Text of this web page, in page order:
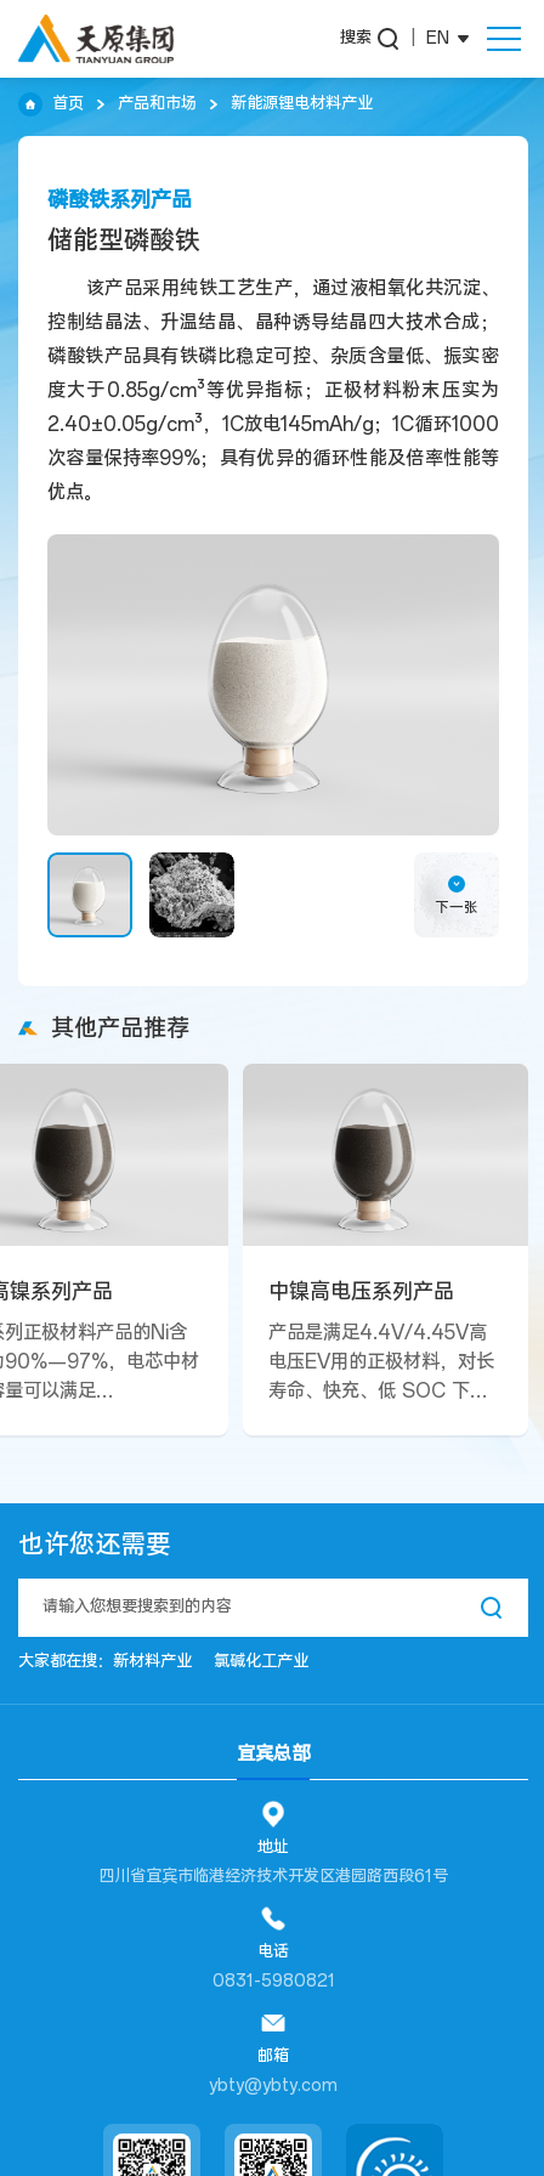
搜索 EN
首页 产品和市场 新能源锂电材料产业
磷酸铁系列产品
储能型磷酸铁
该产品采用纯铁工艺生产，通过液相氧化共沉淀、
控制结晶法、升温结晶、晶种诱导结晶四大技术合成；
磷酸铁产品具有铁磷比稳定可控、杂质含量低、振实密
度大于0.85g/cm³等优异指标；正极材料粉末压实为
2.40±0.05g/cm³，1C放电145mAh/g；1C循环1000
次容量保持率99%；具有优异的循环性能及倍率性能等
优点。
下一张
其他产品推荐
镍系列产品
列正极材料产品的Ni含
90%—97%，电芯中材
量可以满足
以同时兼顾EV和高倍率
工具的各种要求。
中镍高电压系列产品
产品是满足4.4V/4.45V高
电压EV用的正极材料，对长
寿命、快充、低 SOC 下功
6C超级快充、增程式新能源
也许您还需要
大家都在搜： 新材料产业 氯碱化工产业
宜宾总部
地址
四川省宜宾市临港经济技术开发区港园路西段61号
电话
0831-5980821
邮箱
ybty@ybty.com